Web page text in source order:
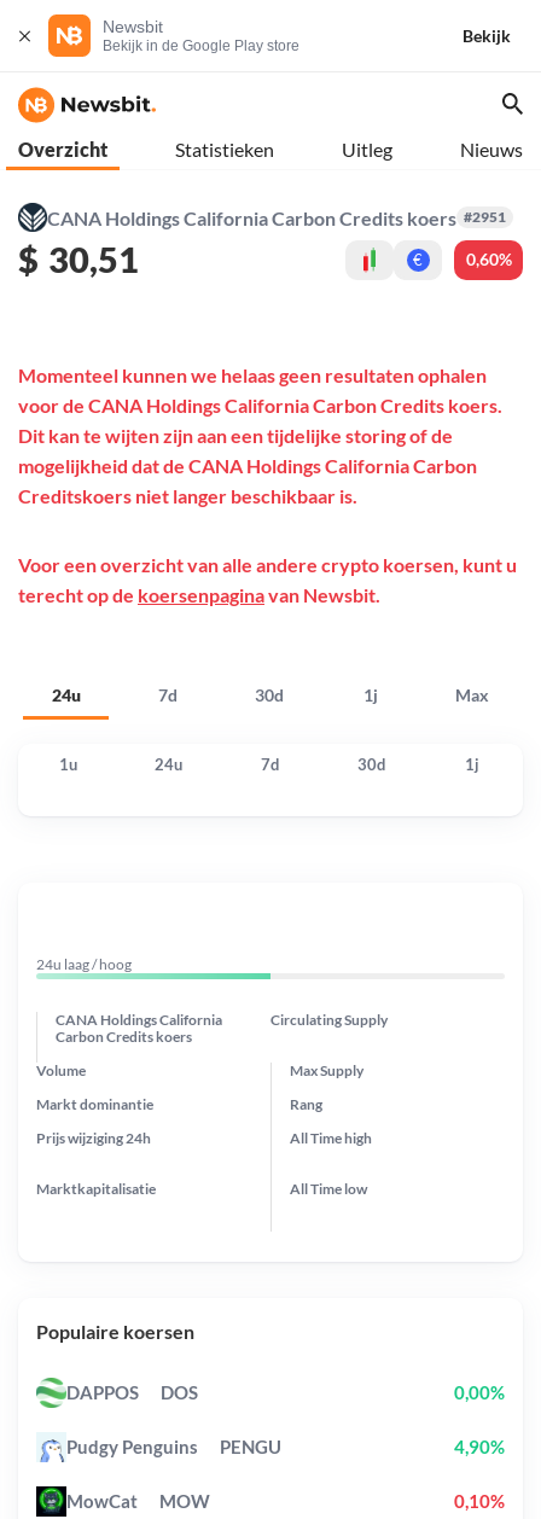
Newsbit
Bekijk in de Google Play store
Bekijk
Overzicht Statistieken Uitleg Nieuws
CANA Holdings California Carbon Credits koers #2951
$ 30,51 € 0,60%
24u 7d 30d 1j Max
Momenteel kunnen we helaas geen resultaten ophalen
voor de CANA Holdings California Carbon Credits koers.
Dit kan te wijten zijn aan een tijdelijke storing of de
mogelijkheid dat de CANA Holdings California Carbon
Creditskoers niet langer beschikbaar is.
Voor een overzicht van alle andere crypto koersen, kunt u
terecht op de koersenpaginavan Newsbit.
1u 24u 7d 30d 1j
24u laag / hoog
CANA Holdings California
Carbon Credits koers
Circulating Supply
Prijs wijziging 24h
Max Supply
Markt dominantie
Marktkapitalisatie
Volume
Rang
All Timehigh
All Time low
Populaire koersen
DAPPOS DOS 0,00%
Pudgy Penguins PENGU 4,90%
MowCat MOW 0,10%